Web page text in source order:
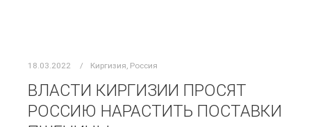
18.03.2022 Киргизия Россия
ВЛАСТИ КИРГИЗИИ ПРОСЯТ
РОССИЮ НАРАСТИТЬ ПОСТАВКИ